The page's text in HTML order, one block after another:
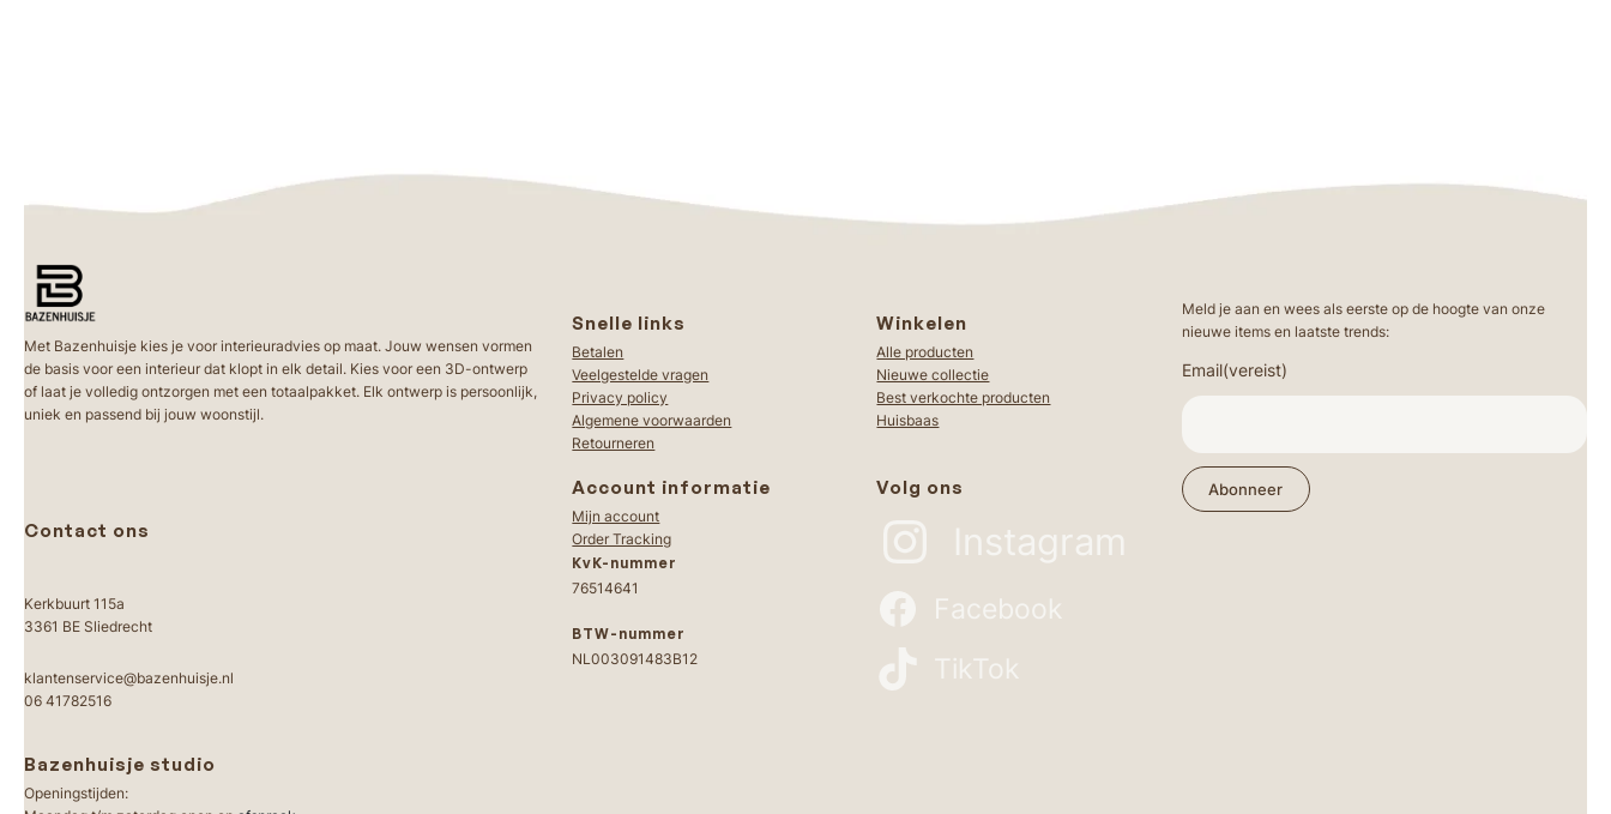
Met Bazenhuisje kies je voor interieuradvies op maat. Jouw wensen vormen
de basis voor een interieur dat klopt in elk detail. Kies voor een 3D-ontwerp
of laat je volledig ontzorgen met een totaalpakket. Elk ontwerp is persoonlijk,
uniek en passend bij jouw woonstijl.
Contact ons
Kerkbuurt 115a
3361 BE Sliedrecht
klantenservice@bazenhuisje.nl
06 41782516
Bazenhuisje studio
Openingstijden:
Snelle links
Betalen
Veelgestelde vragen
Privacy policy
Algemene voorwaarden
Retourneren
Winkelen
Alle producten
Nieuwe collectie
Best verkochte producten
Huisbaas
Account informatie
Mijn account
Order Tracking
KvK-nummer
76514641
BTW-nummer
NL003091483B12
Volg ons
Instagram
Facebook
TikTok
Meld je aan en wees als eerste op de hoogte van onze
nieuwe items en laatste trends:
Email(vereist)
Abonneer